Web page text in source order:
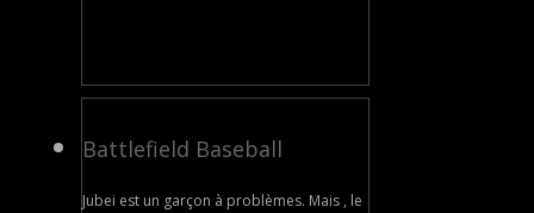
Battlefield Baseball
Jubei est un garçon à problèmes. Mais , le